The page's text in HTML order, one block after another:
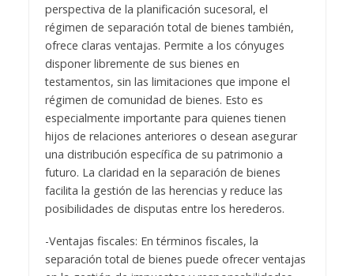
perspectiva de la planificación sucesoral, el
régimen de separación total de bienes también,
ofrece claras ventajas. Permite a los cónyuges
disponer libremente de sus bienes en
testamentos, sin las limitaciones que impone el
régimen de comunidad de bienes. Esto es
especialmente importante para quienes tienen
hijos de relaciones anteriores o desean asegurar
una distribución específica de su patrimonio a
futuro. La claridad en la separación de bienes
facilita la gestión de las herencias y reduce las
posibilidades de disputas entre los herederos.
-Ventajas fiscales: En términos fiscales, la
separación total de bienes puede ofrecer ventajas